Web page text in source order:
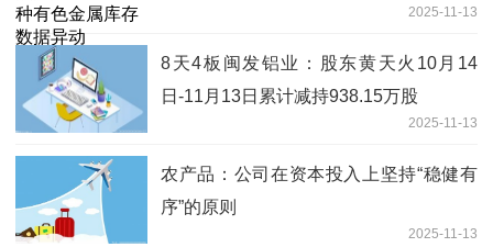
2025-11-13
8天4板闽发铝业：股东黄天火10月14
日-11月13日累计减持938.15万股
2025-11-13
农产品：公司在资本投入上坚持“稳健有
序”的原则
2025-11-13